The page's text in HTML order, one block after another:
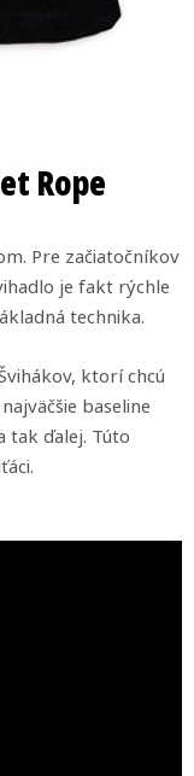
Rope
Pre začiatočníkov
je fakt rýchle
technika.
ktorí chcú
baseline
tak ďalej. Túto